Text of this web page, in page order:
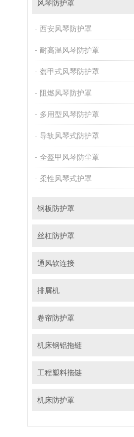
风琴防护罩
西安风琴防护罩
耐高温风琴防护罩
盔甲式风琴防护罩
阻燃风琴防护罩
多用型风琴防护罩
导轨风琴式防护罩
全盔甲风琴防尘罩
柔性风琴式护罩
钢板防护罩
丝杠防护罩
通风软连接
排屑机
卷帘防护罩
机床钢铝拖链
工程塑料拖链
机床防护罩